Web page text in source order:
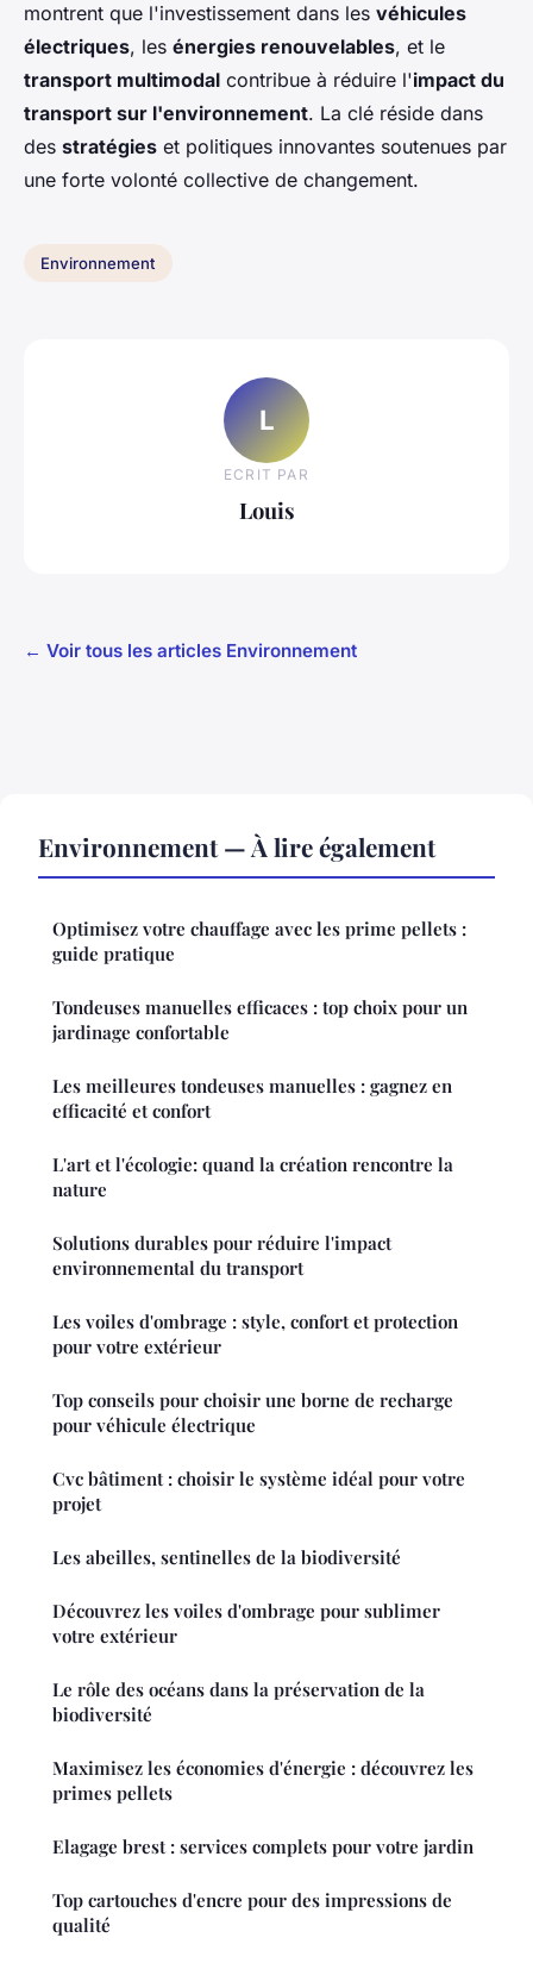
montrent que l'investissement dans les véhicules
électriques, les énergies renouvelables, et le
transport multimodal contribue à réduire l'impact du
transport sur l'environnement. La clé réside dans
des stratégies et politiques innovantes soutenues par
une forte volonté collective de changement.
Environnement
L
ECRIT PAR
Louis
← Voir tous les articles Environnement
Environnement — À lire également
Optimisez votre chauffage avec les prime pellets :
guide pratique
Tondeuses manuelles efficaces : top choix pour un
jardinage confortable
Les meilleures tondeuses manuelles : gagnez en
efficacité et confort
L'art et l'écologie: quand la création rencontre la
nature
Solutions durables pour réduire l'impact
environnemental du transport
Les voiles d'ombrage : style, confort et protection
pour votre extérieur
Top conseils pour choisir une borne de recharge
pour véhicule électrique
Cvc bâtiment : choisir le système idéal pour votre
projet
Les abeilles, sentinelles de la biodiversité
Découvrez les voiles d'ombrage pour sublimer
votre extérieur
Le rôle des océans dans la préservation de la
biodiversité
Maximisez les économies d'énergie : découvrez les
primes pellets
Elagage brest : services complets pour votre jardin
Top cartouches d'encre pour des impressions de
qualité